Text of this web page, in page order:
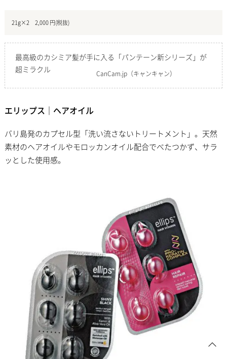
21g×2 2,000 円(税抜)
最高級のカシミア髪が手に入る「パンテーン新シリーズ」が
超ミラクル
CanCam.jp （キャンキャン）
エリップス｜ヘアオイル
バリ島発のカプセル型「洗い流さないトリートメント」。天然
素材のヘアオイルやモロッカンオイル配合でべたつかず、サラ
ッとした使用感。